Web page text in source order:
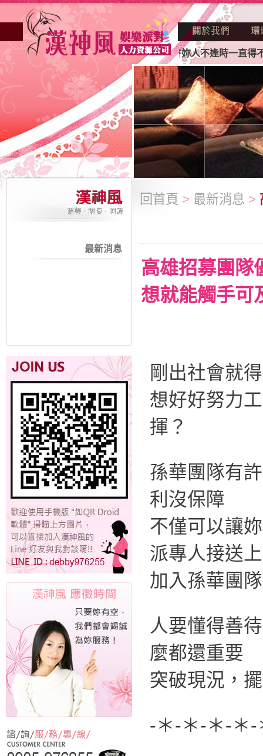
正因不景氣的年代找不到工作？也許妳人不逢時一直得不到
最新消息
回首頁 > 最新消息 >
高雄招募團隊
想就能觸手可
剛出社會就
想好好努力
揮？
孫華團隊有
利沒保障
不僅可以讓
派專人接送
加入孫華團
人要懂得善
麼都還重要
突破現況，
-＊-＊-＊-＊